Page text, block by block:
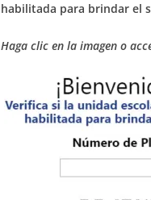
habilitada para brindar el
Haga clic en la imagen o